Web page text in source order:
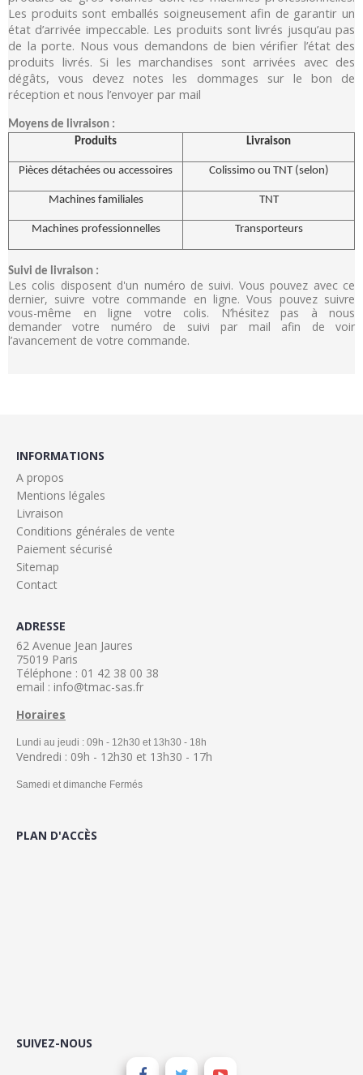
Les produits sont emballés soigneusement afin de garantir un
état d’arrivée impeccable. Les produits sont livrés jusqu’au pas
de la porte. Nous vous demandons de bien vérifier l’état des
produits livrés. Si les marchandises sont arrivées avec des
dégâts, vous devez notes les dommages sur le bon de
réception et nous l’envoyer par mail
Moyens de livraison :
Produits
Livraison
Pièces détachées ou accessoires Colissimo ou TNT (selon)
Machines familiales TNT
Machines professionnelles Transporteurs
Suivi de livraison :
Les colis disposent d'un numéro de suivi. Vous pouvez avec ce
dernier, suivre votre commande en ligne. Vous pouvez suivre
vous-même en ligne votre colis. N’hésitez pas à nous
demander votre numéro de suivi par mail afin de voir
l’avancement de votre commande.
INFORMATIONS
A propos
Mentions légales
Livraison
Conditions générales de vente
Paiement sécurisé
Sitemap
Contact
ADRESSE
62 Avenue Jean Jaures
75019 Paris
Téléphone : 01 42 38 00 38
email : info@tmac-sas.fr
Horaires
Lundi au jeudi : 09h - 12h30 et 13h30 - 18h
Vendredi : 09h - 12h30 et 13h30 - 17h
Samedi et dimanche Fermés
PLAN D'ACCÈS
SUIVEZ-NOUS